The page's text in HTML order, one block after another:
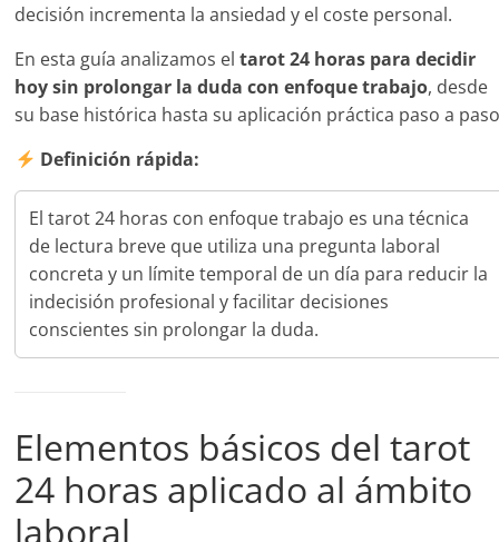
decisión incrementa la ansiedad y el coste personal.
En esta guía analizamos eltarot 24 horas para decidir
hoy sin prolongar la duda con enfoque trabajo, desde
su base histórica hasta su aplicación práctica paso a
Definición rápida:
El tarot 24 horas con enfoque trabajo es una técnica
de lectura breve que utiliza una pregunta laboral
concreta y un límite temporal de un día para reducir la
indecisión profesional y facilitar decisiones
conscientes sin prolongar la duda.
Elementos básicos del tarot
24 horas aplicado al ámbito
laboral